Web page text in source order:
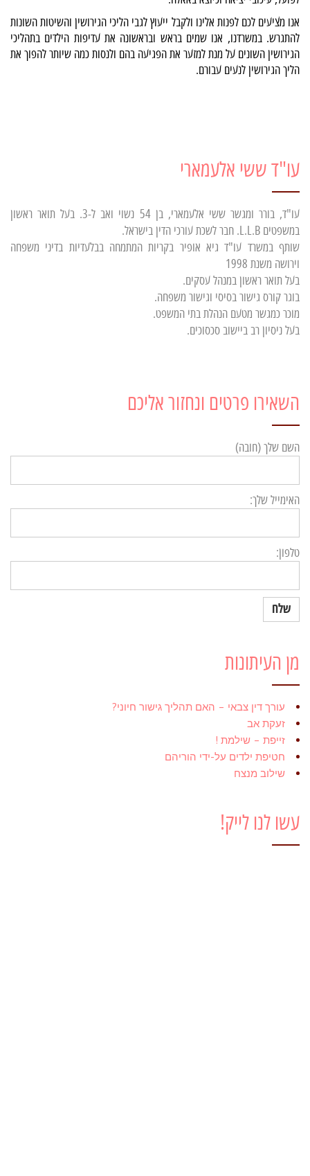
אנו מציעים לכם לפנות אלינו ולקבל ייעוץ לגבי הליכי הגירושין והשיטות השונות
להתגרש. במשרדנו, אנו שמים בראש ובראשונה את עדיפות הילדים בתהליכי
הגירושין השונים על מנת למזער את הפגיעה בהם ולנסות כמה שיותר להפוך את
הליך הגירושין לנעים עבורם.
עו"ד ששי אלעמארי
עו"ד, בורר ומגשר ששי אלעמארי, בן 54 נשוי ואב ל-3. בעל תואר ראשון
במשפטים L.L.B. חבר לשכת עורכי הדין בישראל.
שותף במשרד עו"ד גיא אופיר בקריות המתמחה בבלעדיות בדיני משפחה
וירושה משנת 1998
בעל תואר ראשון במנהל עסקים.
בוגר קורס גישור בסיסי וגישור משפחה.
מוכר כמגשר מטעם הנהלת בתי המשפט.
בעל ניסיון רב ביישוב סכסוכים.
השאירו פרטים ונחזור אליכם
השם שלך (חובה)
האימייל שלך:
טלפון:
מן העיתונות
עורך דין צבאי – האם תהליך גישור חיוני?
זעקת אב
זייפת – שילמת !
חטיפת ילדים על-ידי הוריהם
שילוב מנצח
עשו לנו לייק!